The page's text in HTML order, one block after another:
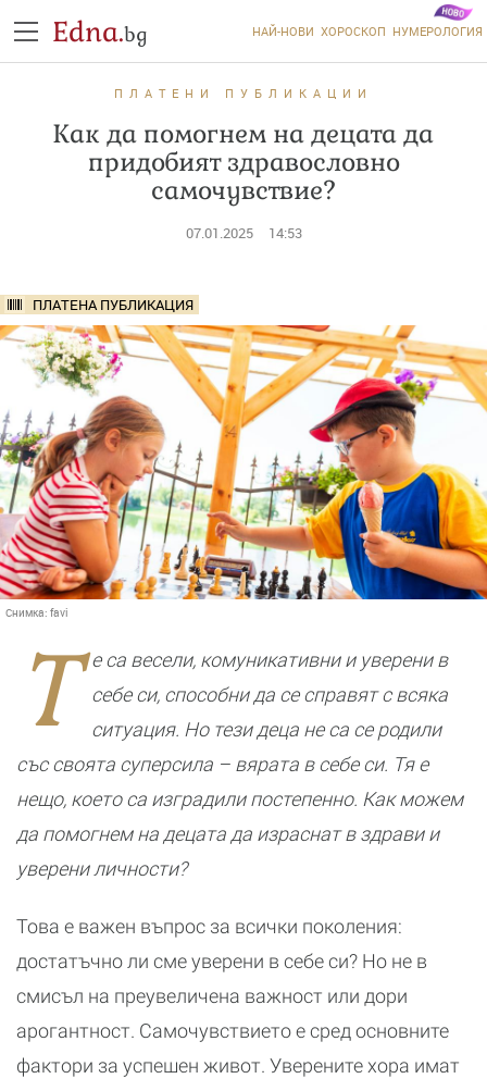
Edna.bg НАЙ-НОВИ ХОРОСКОП НУМЕРОЛОГИЯ
ПЛАТЕНИ ПУБЛИКАЦИИ
Как да помогнем на децата да
придобият здравословно
самочувствие?
07.01.2025 14:53
ПЛАТЕНА ПУБЛИКАЦИЯ
Снимка: favi
Т
е са весели, комуникативни и уверени в
себе си, способни да се справят с всяка
ситуация. Но тези деца не са се родили
със своята суперсила – вярата в себе си. Тя е
нещо, което са изградили постепенно. Как можем
да помогнем на децата да израснат в здрави и
уверени личности?
Това е важен въпрос за всички поколения:
достатъчно ли сме уверени в себе си? Но не в
смисъл на преувеличена важност или дори
арогантност. Самочувствието е сред основните
фактори за успешен живот. Уверените хора имат